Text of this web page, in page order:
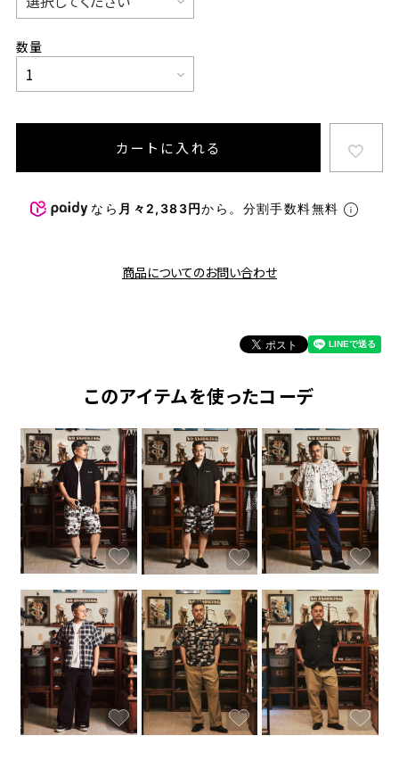
カートに入れる
なら 月々2,383円から。分割手数料無料
商品についてのお問い合わせ
このアイテムを使ったコーデ